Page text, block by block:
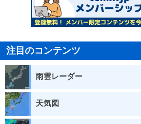
注目のコンテンツ
雨雲レーダー
天気図